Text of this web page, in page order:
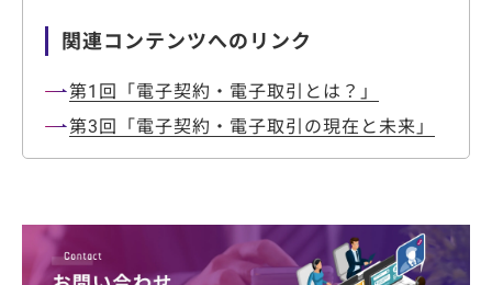
関連コンテンツへのリンク
第1回「電子契約・電子取引とは？」
第3回「電子契約・電子取引の現在と未来」